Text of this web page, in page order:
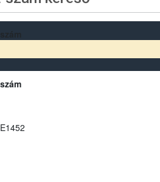
E1452